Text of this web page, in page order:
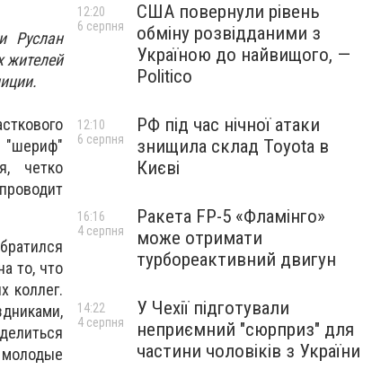
Руслан
жителей
"шериф"
четко
то, что
коллег.
США повернули рівень
обміну розвідданими з
Україною до найвищого, —
Politico
12:20
6 серпня
РФ під час нічної атаки
знищила склад Toyota в
Києві
12:10
6 серпня
Ракета FP-5 «Фламінго»
може отримати
турбореактивний двигун
16:16
4 серпня
У Чехії підготували
неприємний "сюрприз" для
частини чоловіків з України
14:22
4 серпня